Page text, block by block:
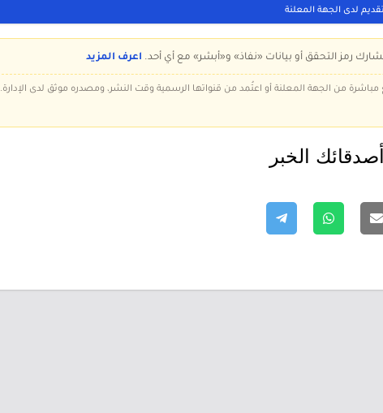
لدى الجهة المعلنة
رمز التحقق أو بيانات «نفاذ» و«أبشر» مع أي أحد. اعرف المزيد
مباشرة من الجهة المعلنة أو اعتُمد من قنواتها الرسمية وقت النشر، ومصدره موثق لدى الإدارة.
الخبر